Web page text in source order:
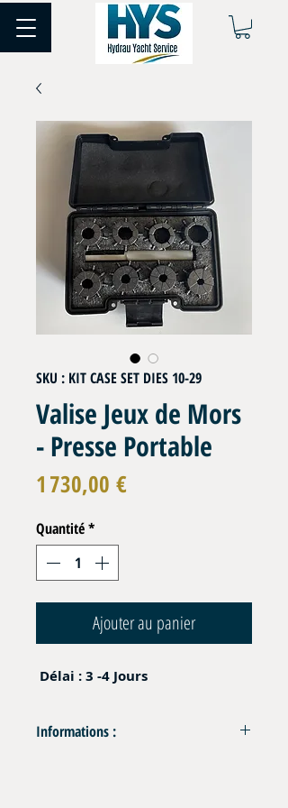
SKU : KIT CASE SET DIES 10-29
Valise Jeux de Mors
- Presse Portable
1 730,00 €
Quantité*
Ajouter au panier
Délai : 3 -4 Jours
Informations :